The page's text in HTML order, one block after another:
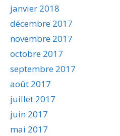
janvier 2018
décembre 2017
novembre 2017
octobre 2017
septembre 2017
août 2017
juillet 2017
juin 2017
mai 2017